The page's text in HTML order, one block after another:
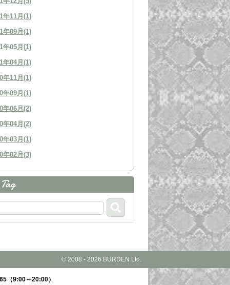
年11月(1)
年09月(1)
年05月(1)
年04月(1)
年11月(1)
年09月(1)
年06月(2)
年04月(2)
年03月(1)
年02月(3)
© 2008 - 2026 BURDEN Ltd.
（9:00～20:00）